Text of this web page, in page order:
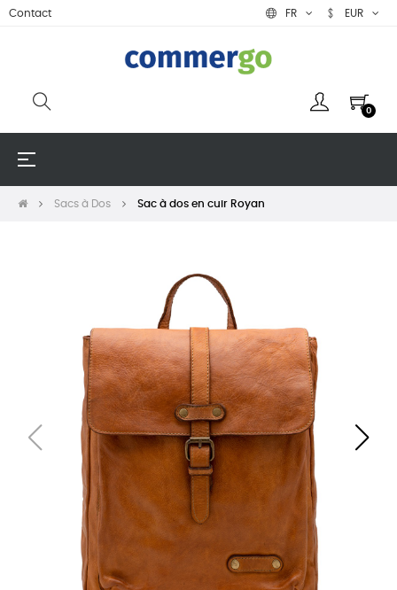
Contact FR EUR
0
Basculer
☰
Sacs à Dos Sac à dos en cuir Royan